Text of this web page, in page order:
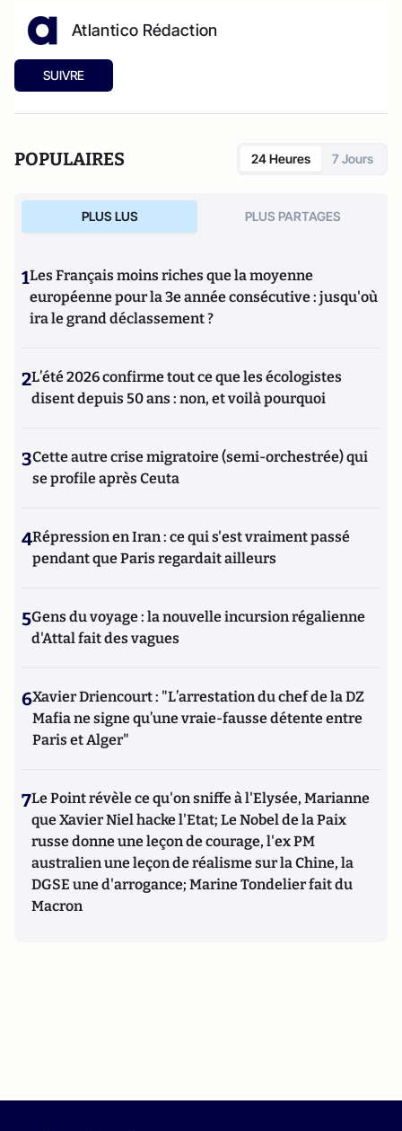
Atlantico Rédaction
SUIVRE
POPULAIRES 24 Heures 7 Jours
PLUS LUS PLUS PARTAGES
1Les Français moins riches que la moyenne
européenne pour la 3e année consécutive : jusqu'où
ira le grand déclassement ?
2L’été 2026 confirme tout ce que les écologistes
disent depuis 50 ans : non, et voilà pourquoi
3Cette autre crise migratoire (semi-orchestrée) qui
se profile après Ceuta
4Répression en Iran : ce qui s'est vraiment passé
pendant que Paris regardait ailleurs
5Gens du voyage : la nouvelle incursion régalienne
d'Attal fait des vagues
6Xavier Driencourt : "L’arrestation du chef de la DZ
Mafia ne signe qu’une vraie-fausse détente entre
Paris et Alger"
7Le Point révèle ce qu'on sniffe à l'Elysée, Marianne
que Xavier Niel hacke l'Etat; Le Nobel de la Paix
russe donne une leçon de courage, l'ex PM
australien une leçon de réalisme sur la Chine, la
DGSE une d'arrogance; Marine Tondelier fait du
Macron